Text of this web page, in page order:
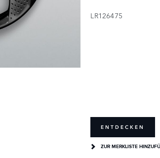
LR126475
ENTDECKEN
ZUR MERKLISTE